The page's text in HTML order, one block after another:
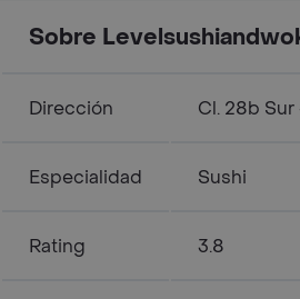
Sobre
Dirección Cl. 28b
Especialidad Sushi
Rating 3.8